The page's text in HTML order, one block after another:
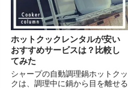
ホットクックレンタルが安い
おすすめサービスは？比較し
てみた
シャープの自動調理鍋ホットクッ
クは、調理中に鍋から目を離せる